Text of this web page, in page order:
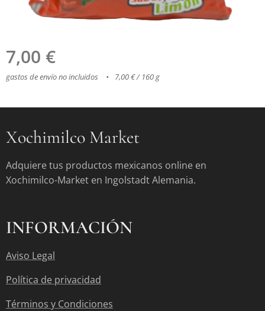
7,00 €
gastos de envío no incluidos 7,00 € / 160 g
Xochimilco Market
Adquiere tus productos mexicanos online en
Xochimilco-Market en Ingolstadt Alemania.
INFORMACIÓN
Aviso Legal
Política de privacidad
Términos y Condiciones